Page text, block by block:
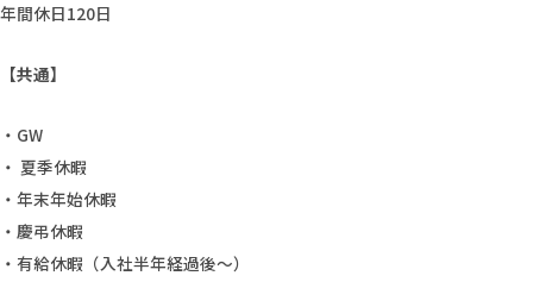
年間休⽇120日
【共通】
・GW
・ 夏季休暇
・年末年始休暇
・慶弔休暇
・有給休暇（入社半年経過後～）